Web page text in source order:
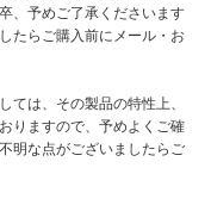
、予めご了承くださいます
たらご購入前にメール・お
は、その製品の特性上、
りますので、予めよくご確
明な点がございましたらご